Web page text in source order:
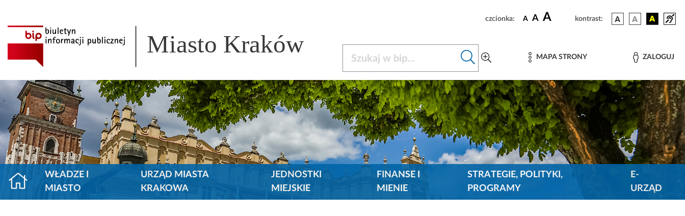
czcionka: A A A kontrast:
Miasto Kraków MAPA STRONY ZALOGUJ
WŁADZE I
MIASTO
URZĄD MIASTA
KRAKOWA
JEDNOSTKI
MIEJSKIE
FINANSE I
MIENIE
STRATEGIE, POLITYKI,
PROGRAMY
E-
URZĄD